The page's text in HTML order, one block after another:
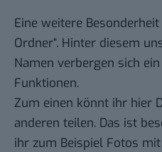
Eine weitere
Ordner“. Hinter diesem
Namen verbergen sich
Funktionen.
Zum einen könnt ihr hier
anderen teilen. Das ist
ihr zum Beispiel Fotos